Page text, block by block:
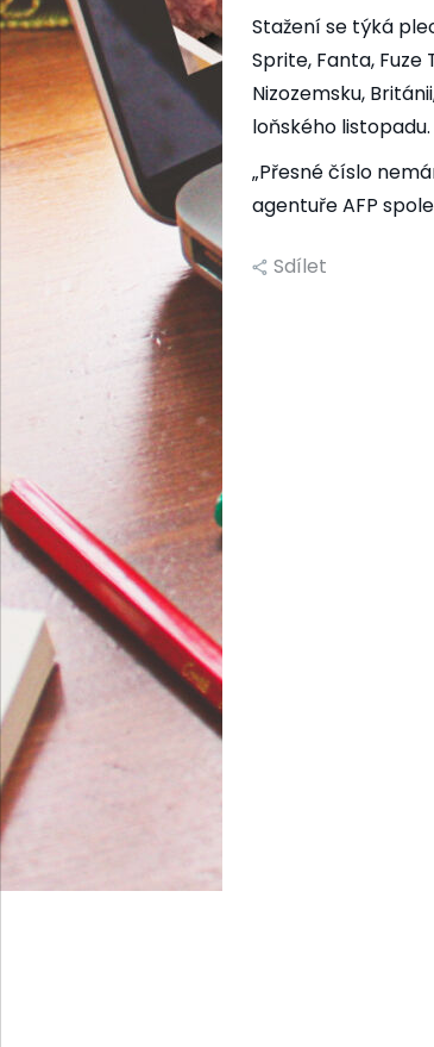
Stažení se týká
Sprite, Fanta, Fuze
Nizozemsku,
loňského listopadu.
„Přesné číslo
agentuře AFP
Sdílet